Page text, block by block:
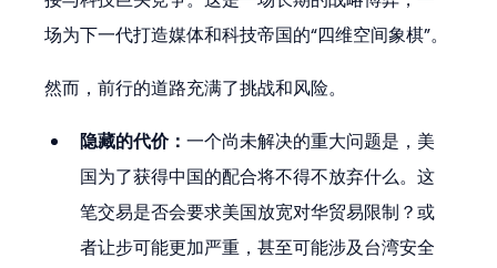
场为下一代打造媒体和科技帝国的“四维空间象棋”。
然而，前行的道路充满了挑战和风险。
隐藏的代价：一个尚未解决的重大问题是，美
国为了获得中国的配合将不得不放弃什么。这
笔交易是否会要求美国放宽对华贸易限制？或
者让步可能更加严重，甚至可能涉及台湾安全